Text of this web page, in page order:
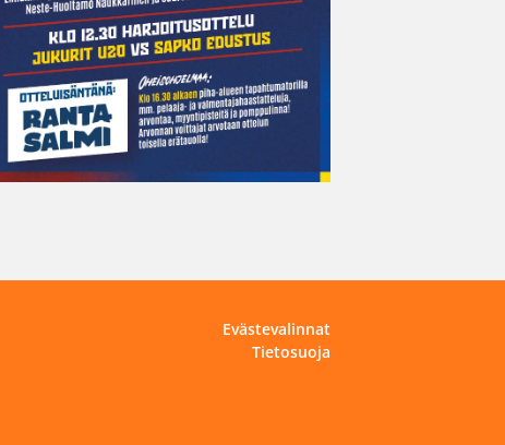
Evästevalinnat
Tietosuoja